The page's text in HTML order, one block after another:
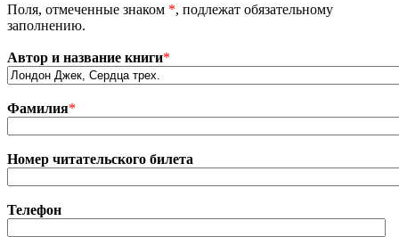
Поля, отмеченные знаком *, подлежат обязательному
заполнению.
Автор и название книги*
Фамилия*
Номер читательского билета
Телефон